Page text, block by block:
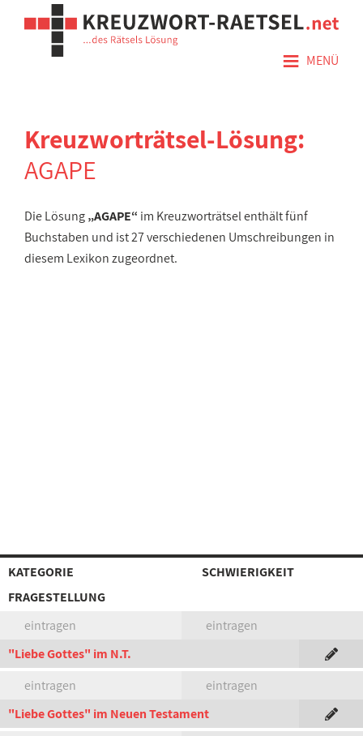
≡ MENÜ
Kreuzworträtsel-Lösung:
AGAPE
Die Lösung„AGAPE“ im Kreuzworträtsel enthält fünf
Buchstaben und ist 27 verschiedenen Umschreibungen in
diesem Lexikon zugeordnet.
KATEGORIE
SCHWIERIGKEIT
FRAGESTELLUNG
eintragen
eintragen
"Liebe Gottes" im N.T.
eintragen
eintragen
"Liebe Gottes" im Neuen Testament